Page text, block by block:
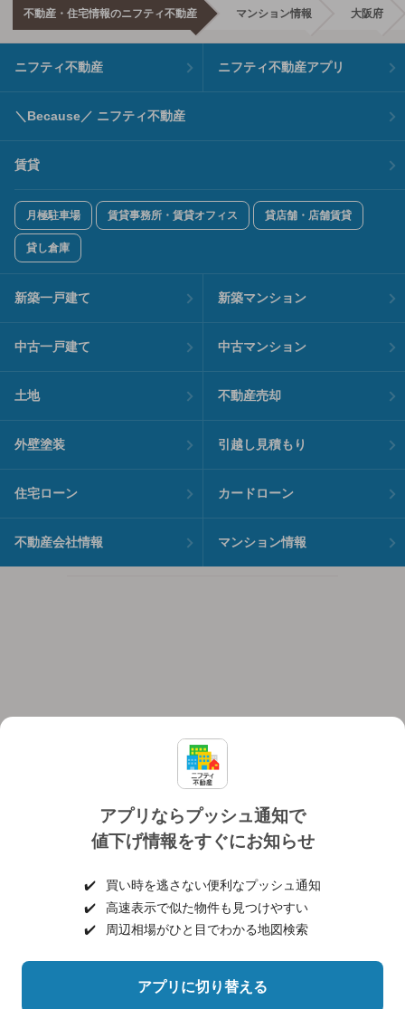
アプリならプッシュ通知で
値下げ情報をすぐにお知らせ
✔️
買い時を逃さない便利なプッシュ通知
✔️
高速表示で似た物件も見つけやすい
✔️
周辺相場がひと目でわかる地図検索
アプリに切り替える
不動産・住宅情報のニフティ不動産 マンション情報 大阪府
ニフティ不動産 ニフティ不動産アプリ
＼Because／ ニフティ不動産
賃貸
月極駐車場 賃貸事務所・賃貸オフィス 貸店舗・店舗賃貸
貸し倉庫
新築一戸建て 新築マンション
中古一戸建て 中古マンション
土地 不動産売却
外壁塗装 引越し見積もり
住宅ローン カードローン
不動産会社情報 マンション情報
個人情報保護ポリシー 利用規約
ヘルプ・お問い合わせ 採用情報
©NIFTY Lifestyle Co., Ltd.